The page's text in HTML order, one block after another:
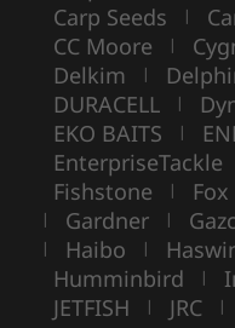
Carp Seeds |
CC Moore |
Delkim |
DURACELL |
EKO BAITS |
EnterpriseTackle
Fishstone | Fox
| Gardner |
| Haibo |
Humminbird |
JETFISH | JRC |